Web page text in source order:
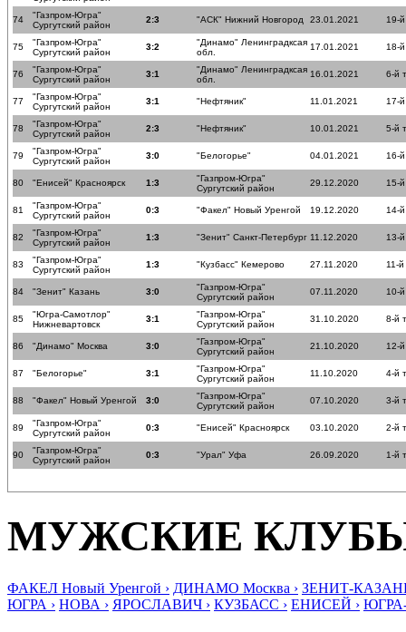
74
"Газпром-Югра"
Сургутский район
2:3 "АСК" Нижний Новгород 23.01.2021 19-
75
"Газпром-Югра"
Сургутский район
3:2
"Динамо" Ленинградксая
обл.
17.01.2021 18-
76
"Газпром-Югра"
Сургутский район
3:1
"Динамо" Ленинградксая
обл.
16.01.2021 6-й
77
"Газпром-Югра"
Сургутский район
3:1 "Нефтяник" 11.01.2021 17-
78
"Газпром-Югра"
Сургутский район
2:3 "Нефтяник" 10.01.2021 5-й
79
"Газпром-Югра"
Сургутский район
3:0 "Белогорье" 04.01.2021 16-
80 "Енисей" Красноярск 1:3
"Газпром-Югра"
Сургутский район
29.12.2020 15-
81
"Газпром-Югра"
Сургутский район
0:3 "Факел" Новый Уренгой 19.12.2020 14-
82
"Газпром-Югра"
Сургутский район
1:3 "Зенит" Санкт-Петербург 11.12.2020 13-
83
"Газпром-Югра"
Сургутский район
1:3 "Кузбасс" Кемерово 27.11.2020 11-й
84 "Зенит" Казань 3:0
"Газпром-Югра"
Сургутский район
07.11.2020 10-
85
"Югра-Самотлор"
Нижневартовск
3:1
"Газпром-Югра"
Сургутский район
31.10.2020 8-й
86 "Динамо" Москва 3:0
"Газпром-Югра"
Сургутский район
21.10.2020 12-
87 "Белогорье" 3:1
"Газпром-Югра"
Сургутский район
11.10.2020 4-й
88 "Факел" Новый Уренгой 3:0
"Газпром-Югра"
Сургутский район
07.10.2020 3-й
89
"Газпром-Югра"
Сургутский район
0:3 "Енисей" Красноярск 03.10.2020 2-й
90
"Газпром-Югра"
Сургутский район
0:3 "Урал" Уфа 26.09.2020 1-й
МУЖСКИЕ
ФАКЕЛ Новый Уренгой › ДИНАМО Москва › ЗЕНИТ-
ЮГРА › НОВА › ЯРОСЛАВИЧ › КУЗБАСС › ЕНИСЕЙ ›